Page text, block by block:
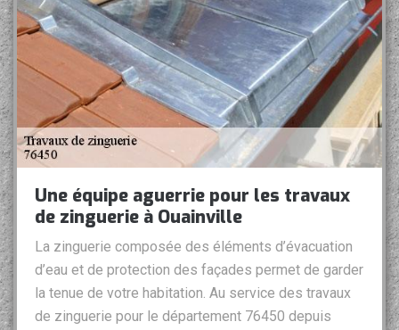
Une équipe aguerrie pour les travaux
de zinguerie à Ouainville
La zinguerie composée des éléments d’évacuation
d’eau et de protection des façades permet de garder
la tenue de votre habitation. Au service des travaux
de zinguerie pour le département 76450 depuis